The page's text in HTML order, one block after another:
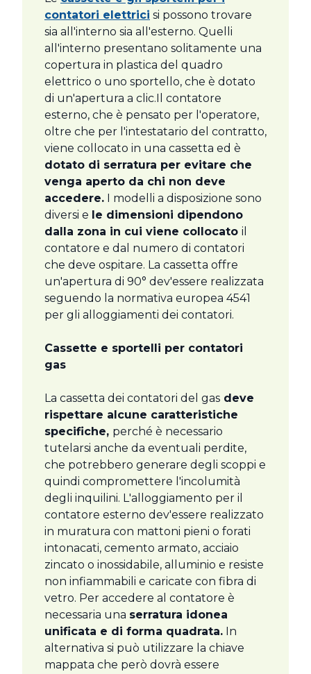
contatori elettrici si possono trovare
sia all'interno sia all'esterno. Quelli
all'interno presentano solitamente una
copertura in plastica del quadro
elettrico o uno sportello, che è dotato
di un'apertura a clic.Il contatore
esterno, che è pensato per l'operatore,
oltre che per l'intestatario del contratto,
viene collocato in una cassetta ed è
dotato di serratura per evitare che
venga aperto da chi non deve
accedere. I modelli a disposizione sono
diversi e le dimensioni dipendono
dalla zona in cui viene collocato il
contatore e dal numero di contatori
che deve ospitare. La cassetta offre
un'apertura di 90° dev'essere realizzata
seguendo la normativa europea 4541
per gli alloggiamenti dei contatori.
Cassette e sportelli per contatori
gas
La cassetta dei contatori del gas deve
rispettare alcune caratteristiche
specifiche, perché è necessario
tutelarsi anche da eventuali perdite,
che potrebbero generare degli scoppi e
quindi compromettere l'incolumità
degli inquilini. L'alloggiamento per il
contatore esterno dev'essere realizzato
in muratura con mattoni pieni o forati
intonacati, cemento armato, acciaio
zincato o inossidabile, alluminio e resiste
non infiammabili e caricate con fibra di
vetro. Per accedere al contatore è
necessaria una serratura idonea
unificata e di forma quadrata. In
alternativa si può utilizzare la chiave
mappata che però dovrà essere